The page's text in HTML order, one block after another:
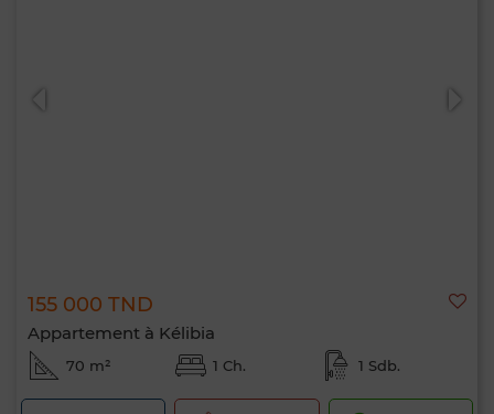
155 000 TND
Appartement à Kélibia
70 m² 1 Ch. 1 Sdb.